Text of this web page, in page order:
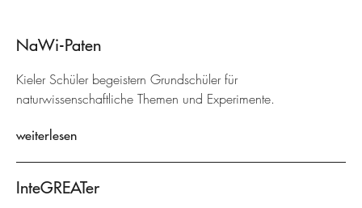
NaWi-Paten
Kieler Schüler begeistern Grundschüler für
naturwissenschaftliche Themen und Experimente.
weiterlesen
InteGREATer